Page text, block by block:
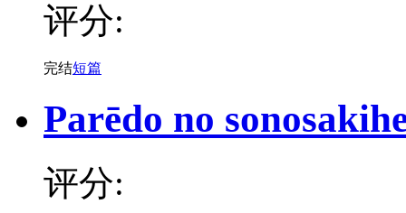
评分:
完结短篇
Parēdo no
评分: